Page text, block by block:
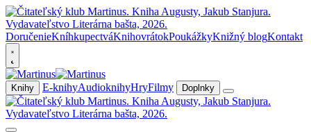
DoručenieKníhkupectváKnihovrátokPoukážkyKnižný blogKontakt
Knihy E-knihyAudioknihyHryFilmy Doplnky